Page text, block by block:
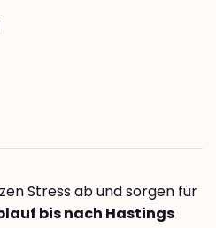
Stress ab und sorgen für
bis nach Hastings